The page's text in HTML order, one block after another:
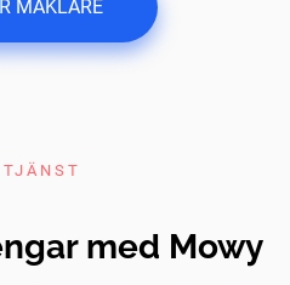
MÄKLARE
med Mowy